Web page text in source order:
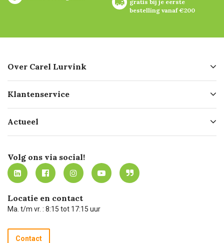
gratis bij je eerste
bestelling vanaf €200
Over Carel Lurvink
Geschiedenis
Missie
Werken bij Carel Lurvink
MVO
Klantenservice
Bezorgen
Mijn Carel Lurvink
Mijn Carel Lurvink instructievideo's
Carel Lurvink App
Hulp op afstand
Technische dienst
Recycle programma
Actueel
Innovation LAB
Tevreden klanten
Carel Lurvink Blog
Carel de podcast
Volg ons via social!
Locatie en contact
Ma. t/m vr. : 8:15 tot 17:15 uur
Contact